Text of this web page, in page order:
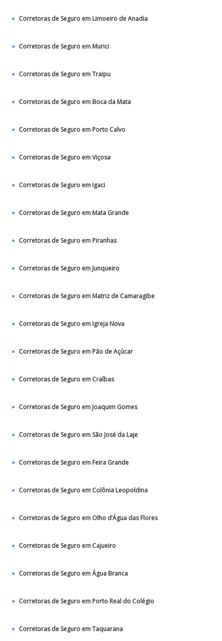
Corretoras de Seguro em Limoeiro de Anadia
Corretoras de Seguro em Murici
Corretoras de Seguro em Traipu
Corretoras de Seguro em Boca da Mata
Corretoras de Seguro em Porto Calvo
Corretoras de Seguro em Viçosa
Corretoras de Seguro em Igaci
Corretoras de Seguro em Mata Grande
Corretoras de Seguro em Piranhas
Corretoras de Seguro em Junqueiro
Corretoras de Seguro em Matriz de Camaragibe
Corretoras de Seguro em Igreja Nova
Corretoras de Seguro em Pão de Açúcar
Corretoras de Seguro em Craíbas
Corretoras de Seguro em Joaquim Gomes
Corretoras de Seguro em São José da Laje
Corretoras de Seguro em Feira Grande
Corretoras de Seguro em Colônia Leopoldina
Corretoras de Seguro em Olho d’Água das Flores
Corretoras de Seguro em Cajueiro
Corretoras de Seguro em Água Branca
Corretoras de Seguro em Porto Real do Colégio
Corretoras de Seguro em Taquarana